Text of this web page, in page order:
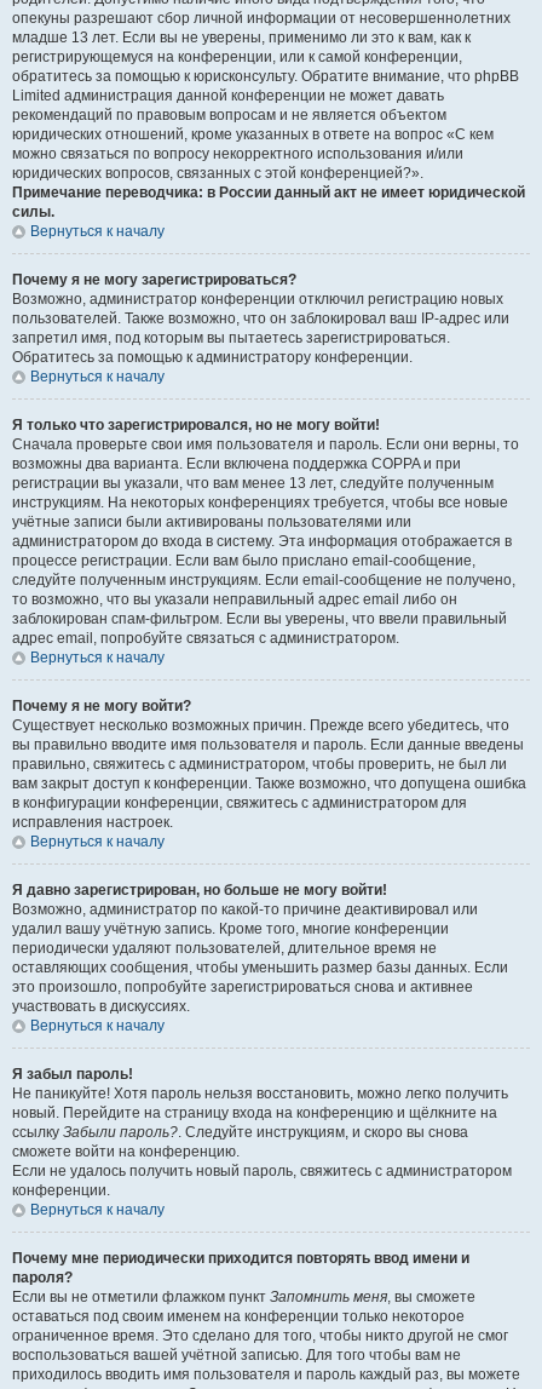
опекуны разрешают сбор личной информации от несовершеннолетних
младше 13 лет. Если вы не уверены, применимо ли это к вам, как к
регистрирующемуся на конференции, или к самой конференции,
обратитесь за помощью к юрисконсульту. Обратите внимание, что phpBB
Limited администрация данной конференции не может давать
рекомендаций по правовым вопросам и не является объектом
юридических отношений, кроме указанных в ответе на вопрос «С кем
можно связаться по вопросу некорректного использования и/или
юридических вопросов, связанных с этой конференцией?».
Примечание переводчика: в России данный акт не имеет юридической
силы.
Вернуться к началу
Почему я не могу зарегистрироваться?
Возможно, администратор конференции отключил регистрацию новых
пользователей. Также возможно, что он заблокировал ваш IP-адрес или
запретил имя, под которым вы пытаетесь зарегистрироваться.
Обратитесь за помощью к администратору конференции.
Вернуться к началу
Я только что зарегистрировался, но не могу войти!
Сначала проверьте свои имя пользователя и пароль. Если они верны, то
возможны два варианта. Если включена поддержка COPPA и при
регистрации вы указали, что вам менее 13 лет, следуйте полученным
инструкциям. На некоторых конференциях требуется, чтобы все новые
учётные записи были активированы пользователями или
администратором до входа в систему. Эта информация отображается в
процессе регистрации. Если вам было прислано email-сообщение,
следуйте полученным инструкциям. Если email-сообщение не получено,
то возможно, что вы указали неправильный адрес email либо он
заблокирован спам-фильтром. Если вы уверены, что ввели правильный
адрес email, попробуйте связаться с администратором.
Вернуться к началу
Почему я не могу войти?
Существует несколько возможных причин. Прежде всего убедитесь, что
вы правильно вводите имя пользователя и пароль. Если данные введены
правильно, свяжитесь с администратором, чтобы проверить, не был ли
вам закрыт доступ к конференции. Также возможно, что допущена ошибка
в конфигурации конференции, свяжитесь с администратором для
исправления настроек.
Вернуться к началу
Я давно зарегистрирован, но больше не могу войти!
Возможно, администратор по какой-то причине деактивировал или
удалил вашу учётную запись. Кроме того, многие конференции
периодически удаляют пользователей, длительное время не
оставляющих сообщения, чтобы уменьшить размер базы данных. Если
это произошло, попробуйте зарегистрироваться снова и активнее
участвовать в дискуссиях.
Вернуться к началу
Я забыл пароль!
Не паникуйте! Хотя пароль нельзя восстановить, можно легко получить
новый. Перейдите на страницу входа на конференцию и щёлкните на
ссылку Забыли пароль?. Следуйте инструкциям, и скоро вы снова
сможете войти на конференцию.
Если не удалось получить новый пароль, свяжитесь с администратором
конференции.
Вернуться к началу
Почему мне периодически приходится повторять ввод имени и
пароля?
Если вы не отметили флажком пункт Запомнить меня, вы сможете
оставаться под своим именем на конференции только некоторое
ограниченное время. Это сделано для того, чтобы никто другой не смог
воспользоваться вашей учётной записью. Для того чтобы вам не
приходилось вводить имя пользователя и пароль каждый раз, вы можете